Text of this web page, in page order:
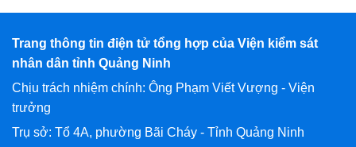
Trang thông tin điện tử tổng hợp của Viện kiểm sát
nhân dân tỉnh Quảng Ninh
Chịu trách nhiệm chính: Ông Phạm Viết Vượng - Viện
trưởng
Trụ sở: Tổ 4A, phường Bãi Cháy - Tỉnh Quảng Ninh